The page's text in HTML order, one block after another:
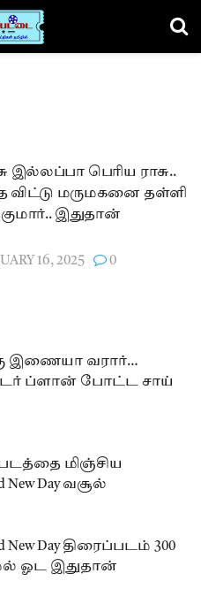
இல்லப்பா பெரிய ராசு..
விட்டு மருமகனை தள்ளி
இதுதான்
16, 2025 0
இணையா வரார்…
ப்ளான் போட்ட சாய்
மிஞ்சிய
New Day வசூல்
New Day திரைப்படம் 300
ஓட இதுதான்